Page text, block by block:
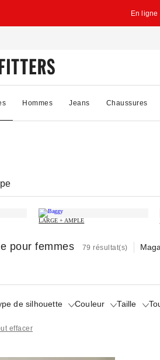
En ligne
Hommes Jeans Chaussures
LARGE + AMPLE
pour femmes 79 résultat(s)
de silhouette Couleur Taille
effacer